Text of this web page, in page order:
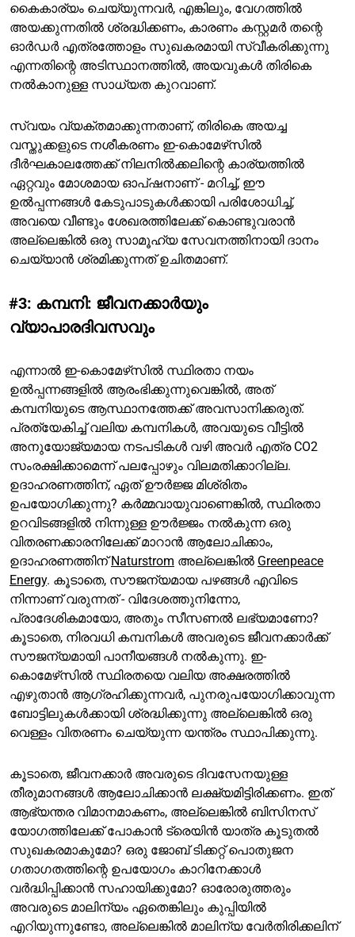
കൈകാര്യം ചെയ്യുന്നവർ, എങ്കിലും, വേഗത്തിൽ
അയക്കുന്നതിൽ ശ്രദ്ധിക്കണം, കാരണം കസ്റ്റമർ തന്റെ
ഓർഡർ എത്രത്തോളം സുഖകരമായി സ്വീകരിക്കുന്നു
എന്നതിന്റെ അടിസ്ഥാനത്തിൽ, അയവുകൾ തിരികെ
നൽകാനുള്ള സാധ്യത കുറവാണ്.
സ്വയം വ്യക്തമാക്കുന്നതാണ്, തിരികെ അയച്ച
വസ്തുക്കളുടെ നശീകരണം ഇ-കൊമേഴ്‌സിൽ
ദീർഘകാലത്തേക്ക് നിലനിൽക്കലിന്റെ കാര്യത്തിൽ
ഏറ്റവും മോശമായ ഓപ്ഷനാണ് - മറിച്ച്, ഈ
ഉൽപ്പന്നങ്ങൾ കേടുപാടുകൾക്കായി പരിശോധിച്ച്,
അവയെ വീണ്ടും ശേഖരത്തിലേക്ക് കൊണ്ടുവരാൻ
അല്ലെങ്കിൽ ഒരു സാമൂഹ്യ സേവനത്തിനായി ദാനം
ചെയ്യാൻ ശ്രമിക്കുന്നത് ഉചിതമാണ്.
#3: കമ്പനി: ജീവനക്കാർയും
വ്യാപാരദിവസവും
എന്നാൽ ഇ-കൊമേഴ്‌സിൽ സ്ഥിരതാ നയം
ഉൽപ്പന്നങ്ങളിൽ ആരംഭിക്കുന്നുവെങ്കിൽ, അത്
കമ്പനിയുടെ ആസ്ഥാനത്തേക്ക് അവസാനിക്കരുത്.
പ്രത്യേകിച്ച് വലിയ കമ്പനികൾ, അവയുടെ വീട്ടിൽ
അനുയോജ്യമായ നടപടികൾ വഴി അവർ എത്ര CO2
സംരക്ഷിക്കാമെന്ന് പലപ്പോഴും വിലമതിക്കാറില്ല.
ഉദാഹരണത്തിന്, ഏത് ഊർജ്ജ മിശ്രിതം
ഉപയോഗിക്കുന്നു? കർമ്മവായുവാണെങ്കിൽ, സ്ഥിരതാ
ഉറവിടങ്ങളിൽ നിന്നുള്ള ഊർജ്ജം നൽകുന്ന ഒരു
വിതരണക്കാരനിലേക്ക് മാറാൻ ആലോചിക്കാം,
ഉദാഹരണത്തിന്Naturstrom അല്ലെങ്കിൽ Greenpeace
Energy. കൂടാതെ, സൗജന്യമായ പഴങ്ങൾ എവിടെ
നിന്നാണ് വരുന്നത് - വിദേശത്തുനിന്നോ,
പ്രാദേശികമായോ, അതും സീസണൽ ലഭ്യമാണോ?
കൂടാതെ, നിരവധി കമ്പനികൾ അവരുടെ ജീവനക്കാർക്ക്
സൗജന്യമായി പാനീയങ്ങൾ നൽകുന്നു. ഇ-
കൊമേഴ്‌സിൽ സ്ഥിരതയെ വലിയ അക്ഷരത്തിൽ
എഴുതാൻ ആഗ്രഹിക്കുന്നവർ, പുനരുപയോഗിക്കാവുന്ന
ബോട്ടിലുകൾക്കായി ശ്രദ്ധിക്കുന്നു അല്ലെങ്കിൽ ഒരു
വെള്ളം വിതരണം ചെയ്യുന്ന യന്ത്രം സ്ഥാപിക്കുന്നു.
കൂടാതെ, ജീവനക്കാർ അവരുടെ ദിവസേനയുള്ള
തീരുമാനങ്ങൾ ആലോചിക്കാൻ ലക്ഷ്യമിട്ടിരിക്കണം. ഇത്
ആഭ്യന്തര വിമാനമാകണം, അല്ലെങ്കിൽ ബിസിനസ്
യോഗത്തിലേക്ക് പോകാൻ ട്രെയിൻ യാത്ര കൂടുതൽ
സുഖകരമാകുമോ? ഒരു ജോബ് ടിക്കറ്റ് പൊതുജന
ഗതാഗതത്തിന്റെ ഉപയോഗം കാറിനേക്കാൾ
വർദ്ധിപ്പിക്കാൻ സഹായിക്കുമോ? ഓരോരുത്തരും
അവരുടെ മാലിന്യം ഏതെങ്കിലും കുപ്പിയിൽ
എറിയുന്നുണ്ടോ, അല്ലെങ്കിൽ മാലിന്യ വേർതിരിക്കലിന്